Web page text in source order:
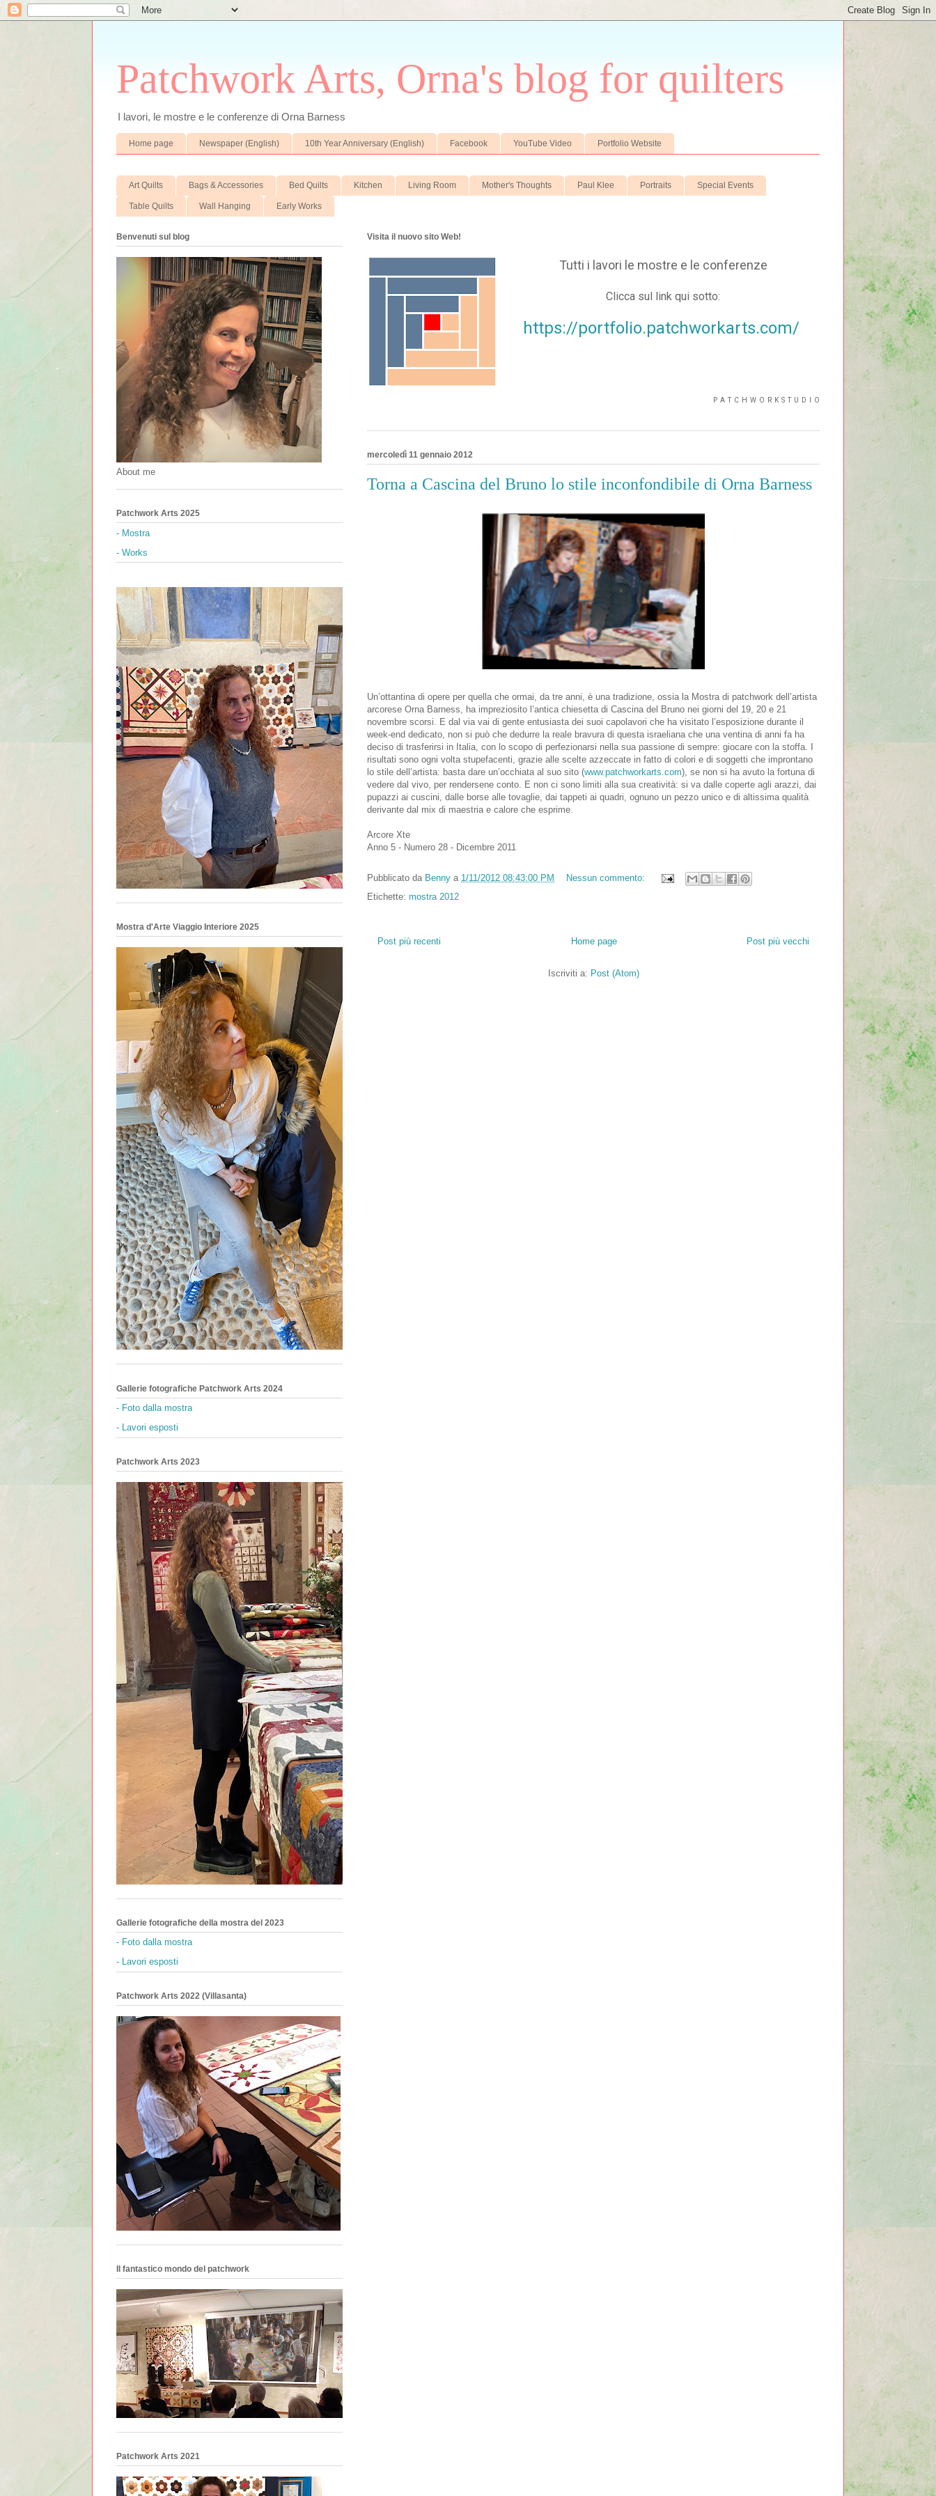
Patchwork Arts, Orna's blog for quilters
I lavori, le mostre e le conferenze di Orna Barness
Home page Newspaper (English) 10th Year Anniversary (English) Facebook YouTube Video Portfolio Website
Art Quilts Bags & Accessories Bed Quilts Kitchen Living Room Mother's Thoughts Paul Klee Portraits Special Events
Table Quilts Wall Hanging Early Works
Visita il nuovo sito Web!
Tutti i lavori le mostre e le conferenze
Clicca sul link qui sotto:
https://portfolio.patchworkarts.com/
P A T C H W O R K S T U D I O
mercoledì 11 gennaio 2012
Torna a Cascina del Bruno lo stile inconfondibile di Orna Barness
Un’ottantina di opere per quella che ormai, da tre anni, è una tradizione, ossia la Mostra di patchwork dell’artista
arcorese Orna Barness, ha impreziosito l’antica chiesetta di Cascina del Bruno nei giorni del 19, 20 e 21
novembre scorsi. E dal via vai di gente entusiasta dei suoi capolavori che ha visitato l’esposizione durante il
week-end dedicato, non si può che dedurre la reale bravura di questa israeliana che una ventina di anni fa ha
deciso di trasferirsi in Italia, con lo scopo di perfezionarsi nella sua passione di sempre: giocare con la stoffa. I
risultati sono ogni volta stupefacenti, grazie alle scelte azzeccate in fatto di colori e di soggetti che improntano
lo stile dell’artista: basta dare un’occhiata al suo sito (www.patchworkarts.com), se non si ha avuto la fortuna di
vedere dal vivo, per rendersene conto. E non ci sono limiti alla sua creatività: si va dalle coperte agli arazzi, dai
pupazzi ai cuscini, dalle borse alle tovaglie, dai tappeti ai quadri, ognuno un pezzo unico e di altissima qualità
derivante dal mix di maestria e calore che esprime.
Arcore Xte
Anno 5 - Numero 28 - Dicembre 2011
Pubblicato da Benny a 1/11/2012 08:43:00 PM
Nessun commento:
Etichette: mostra 2012
Post più recenti Post più vecchi
Home page
Iscriviti a: Post (Atom)
Benvenuti sul blog
About me
Patchwork Arts 2025
- Mostra
- Works
Mostra d'Arte Viaggio Interiore 2025
Gallerie fotografiche Patchwork Arts 2024
- Foto dalla mostra
- Lavori esposti
Patchwork Arts 2023
Gallerie fotografiche della mostra del 2023
- Foto dalla mostra
- Lavori esposti
Patchwork Arts 2022 (Villasanta)
Il fantastico mondo del patchwork
Patchwork Arts 2021